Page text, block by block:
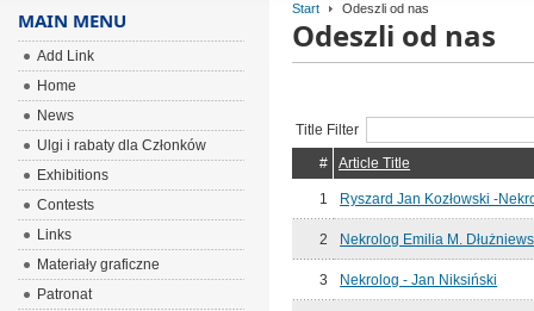
Start Odeszli od nas
Odeszli od nas
Title Filter
#
Article Title
1 Ryszard Jan Kozłowski -
2 Nekrolog Emilia M.
3 Nekrolog - Jan Niksiński
MAIN MENU
Add Link
Home
News
Ulgi i rabaty dla Członków
Exhibitions
Contests
Links
Materiały graficzne
Patronat